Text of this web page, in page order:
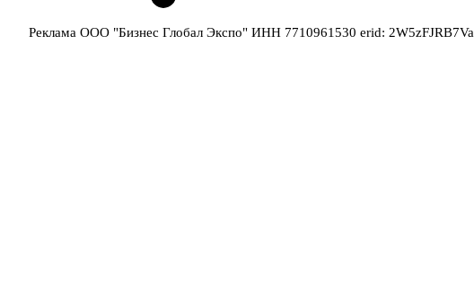
Реклама ООО "Бизнес Глобал Экспо" ИНН 7710961530 erid: 2W5zFJRB7Va